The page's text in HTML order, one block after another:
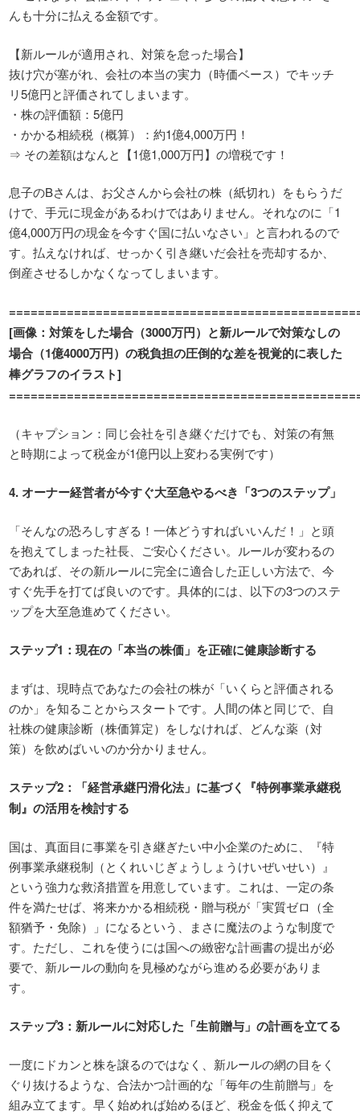
んも十分に払える金額です。
【新ルールが適用され、対策を怠った場合】
抜け穴が塞がれ、会社の本当の実力（時価ベース）でキッチ
リ5億円と評価されてしまいます。
・株の評価額：5億円
・かかる相続税（概算）：約1億4,000万円！
⇒ その差額はなんと【1億1,000万円】の増税です！
息子のBさんは、お父さんから会社の株（紙切れ）をもらうだ
けで、手元に現金があるわけではありません。それなのに「1
億4,000万円の現金を今すぐ国に払いなさい」と言われるので
す。払えなければ、せっかく引き継いだ会社を売却するか、
倒産させるしかなくなってしまいます。
[画像：対策をした場合（3000万円）と新ルールで対策なしの
場合（1億4000万円）の税負担の圧倒的な差を視覚的に表した
棒グラフのイラスト]
（キャプション：同じ会社を引き継ぐだけでも、対策の有無
と時期によって税金が1億円以上変わる実例です）
4.オーナー経営者が今すぐ大至急やるべき「3つのステップ」
「そんなの恐ろしすぎる！一体どうすればいいんだ！」と頭
を抱えてしまった社長、ご安心ください。ルールが変わるの
であれば、その新ルールに完全に適合した正しい方法で、今
すぐ先手を打てば良いのです。具体的には、以下の3つのステ
ップを大至急進めてください。
ステップ1 ：現在の「本当の株価」を正確に健康診断する
まずは、現時点であなたの会社の株が「いくらと評価される
のか」を知ることからスタートです。人間の体と同じで、自
社株の健康診断（株価算定）をしなければ、どんな薬（対
策）を飲めばいいのか分かりません。
ステップ2 ：「経営承継円滑化法」に基づく『特例事業承継税
制』の活用を検討する
国は、真面目に事業を引き継ぎたい中小企業のために、『特
例事業承継税制（とくれいじぎょうしょうけいぜいせい）』
という強力な救済措置を用意しています。これは、一定の条
件を満たせば、将来かかる相続税・贈与税が「実質ゼロ（全
額猶予・免除）」になるという、まさに魔法のような制度で
す。ただし、これを使うには国への緻密な計画書の提出が必
要で、新ルールの動向を見極めながら進める必要がありま
す。
ステップ3 ：新ルールに対応した「生前贈与」の計画を立てる
一度にドカンと株を譲るのではなく、新ルールの網の目をく
ぐり抜けるような、合法かつ計画的な「毎年の生前贈与」を
組み立てます。早く始めれば始めるほど、税金を低く抑えて